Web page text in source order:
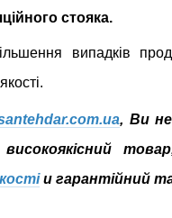
стояка.
випадків
, Ви
и гарантійний